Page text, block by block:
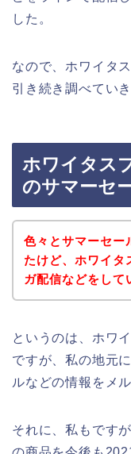
した。
なので、ホワイタ
引き続き調べてい
ホワイタス
のサマーセ
色々とサマーセー
たけど、ホワイタ
ガ配信などをして
というのは、ホワ
ですが、私の地元
ルなどの情報をメ
それに、私もです